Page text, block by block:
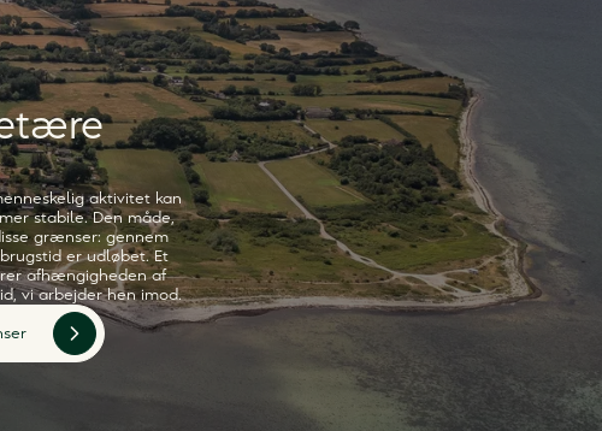
aktivitet kan
stabile. Den måde,
grænser: gennem
er udløbet. Et
afhængigheden af
vi arbejder hen imod.